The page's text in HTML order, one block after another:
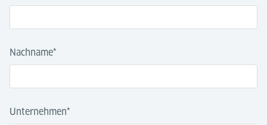
Nachname*
Unternehmen*